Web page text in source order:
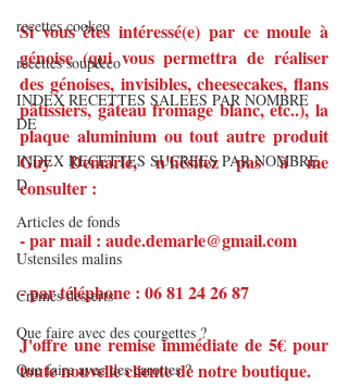
recettes cookeo
recettes soup&co
INDEX RECETTES SALEES PAR NOMBRE
DE
INDEX RECETTES SUCREES PAR NOMBRE
D
Articles de fonds
Ustensiles malins
Crèmes desserts
Que faire avec des courgettes ?
Que faire avec des carottes ?
Si vous êtes intéressé(e) par ce moule à
génoise (qui vous permettra de réaliser
des génoises, invisibles, cheesecakes, flans
pâtissiers, gâteau fromage blanc, etc..), la
plaque aluminium ou tout autre produit
Guy Demarle, n'hésitez pas à me
consulter :
- par mail : aude.demarle@gmail.com
- par téléphone : 06 81 24 26 87
J'offre une remise immédiate de 5€ pour
toute nouvelle cliente de notre boutique.